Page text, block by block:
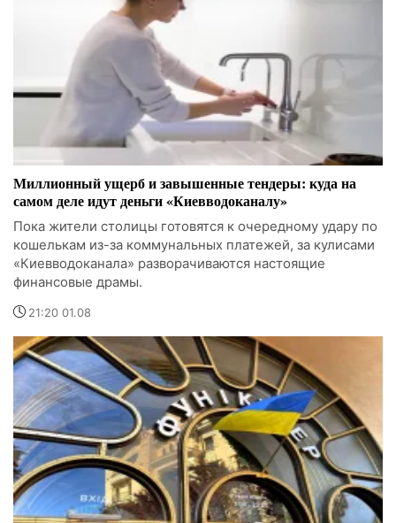
Миллионный ущерб и завышенные тендеры: куда на
самом деле идут деньги «Киевводоканалу»
Пока жители столицы готовятся к очередному удару по
кошелькам из-за коммунальных платежей, за кулисами
«Киевводоканала» разворачиваются настоящие
финансовые драмы.
21:20 01.08